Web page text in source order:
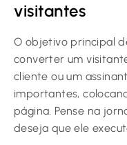
visitantes
O objetivo principal
converter um
cliente ou um
importantes,
página. Pense na
deseja que ele